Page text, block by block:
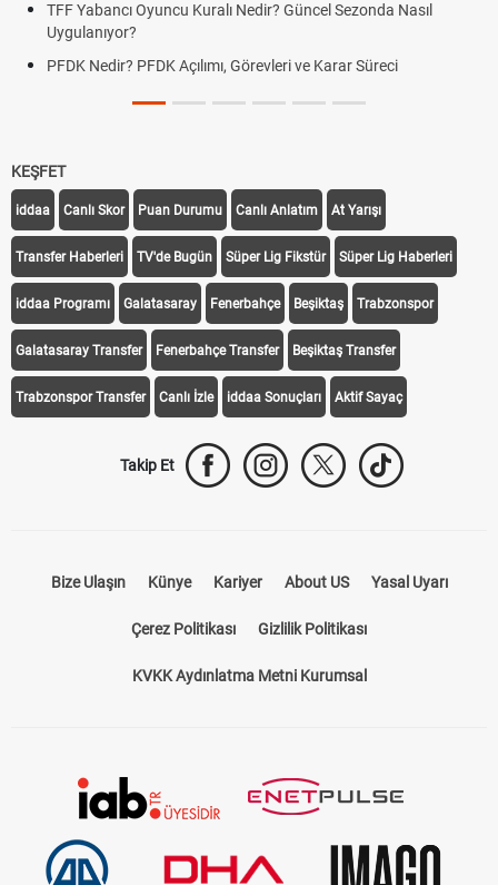
TFF Yabancı Oyuncu Kuralı Nedir? Güncel Sezonda Nasıl
Uygulanıyor?
PFDK Nedir? PFDK Açılımı, Görevleri ve Karar Süreci
KEŞFET
iddaa Canlı Skor Puan Durumu Canlı Anlatım At Yarışı
Transfer Haberleri TV'de Bugün Süper Lig Fikstür Süper Lig Haberleri
iddaa Programı Galatasaray Fenerbahçe Beşiktaş Trabzonspor
Galatasaray Transfer Fenerbahçe Transfer Beşiktaş Transfer
Trabzonspor Transfer Canlı İzle iddaa Sonuçları Aktif Sayaç